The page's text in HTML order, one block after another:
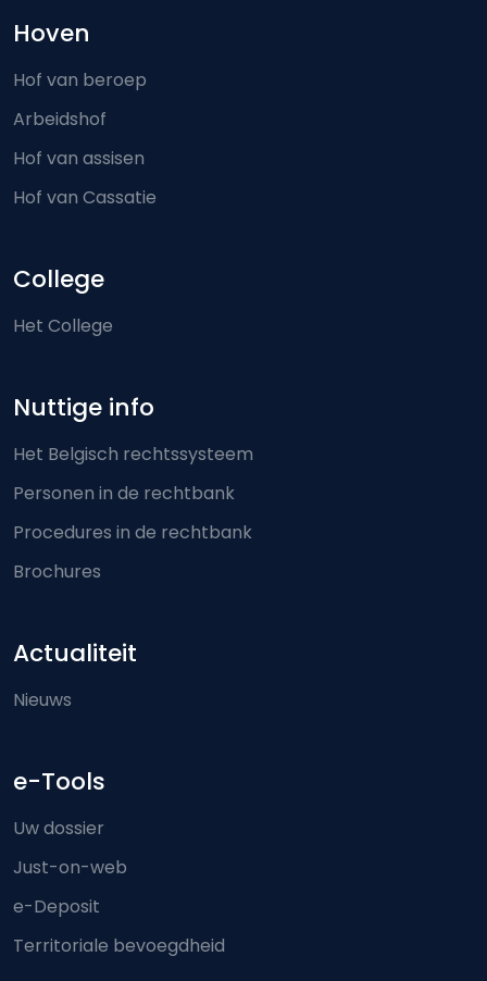
Hoven
Hof van beroep
Arbeidshof
Hof van assisen
Hof van Cassatie
College
Het College
Nuttige info
Het Belgisch rechtssysteem
Personen in de rechtbank
Procedures in de rechtbank
Brochures
Actualiteit
Nieuws
e-Tools
Uw dossier
Just-on-web
e-Deposit
Territoriale bevoegdheid